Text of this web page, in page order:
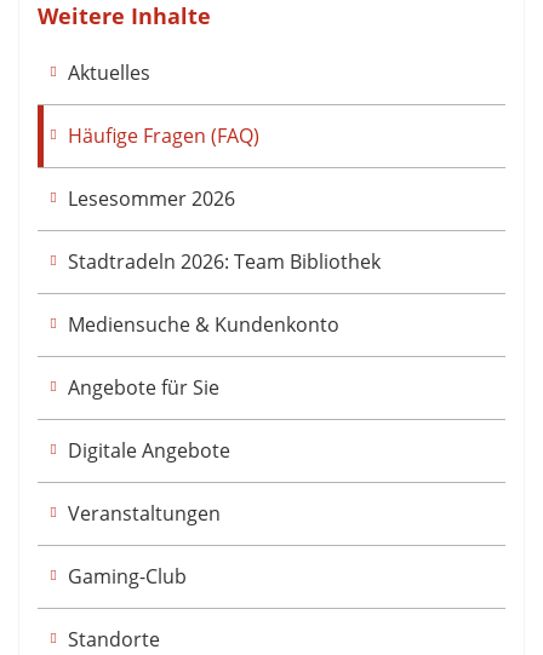
Weitere Inhalte
Aktuelles
Häufige Fragen (FAQ)
Lesesommer 2026
Stadtradeln 2026: Team Bibliothek
Mediensuche & Kundenkonto
Angebote für Sie
Digitale Angebote
Veranstaltungen
Gaming-Club
Standorte